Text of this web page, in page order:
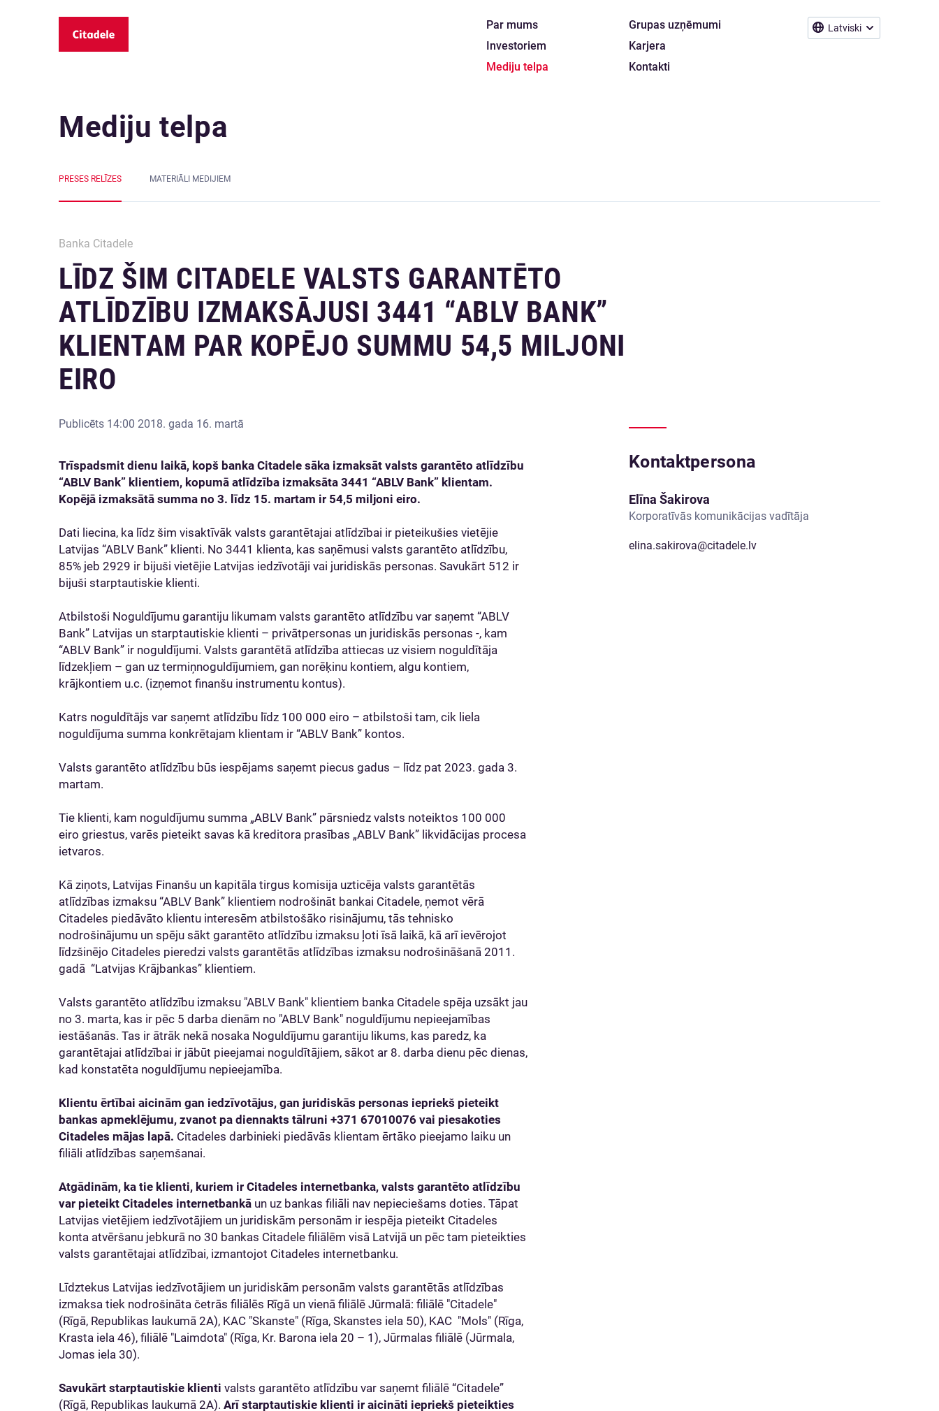
Latviski
Par mums
Investoriem
Mediju telpa
Grupas uzņēmumi
Karjera
Kontakti
Mediju telpa
PRESES RELĪZES MATERIĀLI MEDIJIEM
Banka Citadele
LĪDZ ŠIM CITADELE VALSTS GARANTĒTO
ATLĪDZĪBU IZMAKSĀJUSI 3441 “ABLV BANK”
KLIENTAM PAR KOPĒJO SUMMU 54,5 MILJONI
EIRO
Publicēts 14:00 2018. gada 16. martā
Trīspadsmit dienu laikā, kopš banka Citadele sāka izmaksāt valsts garantēto atlīdzību
“ABLV Bank” klientiem, kopumā atlīdzība izmaksāta 3441 “ABLV Bank” klientam.
Kopējā izmaksātā summa no 3. līdz 15. martam ir 54,5 miljoni eiro.
Dati liecina, ka līdz šim visaktīvāk valsts garantētajai atlīdzībai ir pieteikušies vietējie
Latvijas “ABLV Bank” klienti. No 3441 klienta, kas saņēmusi valsts garantēto atlīdzību,
85% jeb 2929 ir bijuši vietējie Latvijas iedzīvotāji vai juridiskās personas. Savukārt 512 ir
bijuši starptautiskie klienti.
Atbilstoši Noguldījumu garantiju likumam valsts garantēto atlīdzību var saņemt “ABLV
Bank” Latvijas un starptautiskie klienti – privātpersonas un juridiskās personas -, kam
“ABLV Bank” ir noguldījumi. Valsts garantētā atlīdzība attiecas uz visiem noguldītāja
līdzekļiem – gan uz termiņnoguldījumiem, gan norēķinu kontiem, algu kontiem,
krājkontiem u.c. (izņemot finanšu instrumentu kontus).
Katrs noguldītājs var saņemt atlīdzību līdz 100 000 eiro – atbilstoši tam, cik liela
noguldījuma summa konkrētajam klientam ir “ABLV Bank” kontos.
Valsts garantēto atlīdzību būs iespējams saņemt piecus gadus – līdz pat 2023. gada 3.
martam.
Tie klienti, kam noguldījumu summa „ABLV Bank” pārsniedz valsts noteiktos 100 000
eiro griestus, varēs pieteikt savas kā kreditora prasības „ABLV Bank” likvidācijas procesa
ietvaros.
Kā ziņots, Latvijas Finanšu un kapitāla tirgus komisija uzticēja valsts garantētās
atlīdzības izmaksu “ABLV Bank” klientiem nodrošināt bankai Citadele, ņemot vērā
Citadeles piedāvāto klientu interesēm atbilstošāko risinājumu, tās tehnisko
nodrošinājumu un spēju sākt garantēto atlīdzību izmaksu ļoti īsā laikā, kā arī ievērojot
līdzšinējo Citadeles pieredzi valsts garantētās atlīdzības izmaksu nodrošināšanā 2011.
gadā “Latvijas Krājbankas” klientiem.
Valsts garantēto atlīdzību izmaksu "ABLV Bank" klientiem banka Citadele spēja uzsākt jau
no 3. marta, kas ir pēc 5 darba dienām no "ABLV Bank" noguldījumu nepieejamības
iestāšanās. Tas ir ātrāk nekā nosaka Noguldījumu garantiju likums, kas paredz, ka
garantētajai atlīdzībai ir jābūt pieejamai noguldītājiem, sākot ar 8. darba dienu pēc dienas,
kad konstatēta noguldījumu nepieejamība.
Klientu ērtībai aicinām gan iedzīvotājus, gan juridiskās personas iepriekš pieteikt
bankas apmeklējumu, zvanot pa diennakts tālruni +371 67010076 vai piesakoties
Citadeles mājas lapā. Citadeles darbinieki piedāvās klientam ērtāko pieejamo laiku un
filiāli atlīdzības saņemšanai.
Atgādinām, ka tie klienti, kuriem ir Citadeles internetbanka, valsts garantēto atlīdzību
var pieteikt Citadeles internetbankā un uz bankas filiāli nav nepieciešams doties. Tāpat
Latvijas vietējiem iedzīvotājiem un juridiskām personām ir iespēja pieteikt Citadeles
konta atvēršanu jebkurā no 30 bankas Citadele filiālēm visā Latvijā un pēc tam pieteikties
valsts garantētajai atlīdzībai, izmantojot Citadeles internetbanku.
Līdztekus Latvijas iedzīvotājiem un juridiskām personām valsts garantētās atlīdzības
izmaksa tiek nodrošināta četrās filiālēs Rīgā un vienā filiālē Jūrmalā: filiālē "Citadele"
(Rīgā, Republikas laukumā 2A), KAC "Skanste" (Rīga, Skanstes iela 50), KAC "Mols" (Rīga,
Krasta iela 46), filiālē "Laimdota" (Rīga, Kr. Barona iela 20 – 1), Jūrmalas filiālē (Jūrmala,
Jomas iela 30).
Savukārt starptautiskie klienti valsts garantēto atlīdzību var saņemt filiālē “Citadele”
(Rīgā, Republikas laukumā 2A). Arī starptautiskie klienti ir aicināti iepriekš pieteikties
Kontaktpersona
Elīna Šakirova
Korporatīvās komunikācijas vadītāja
elina.sakirova@citadele.lv